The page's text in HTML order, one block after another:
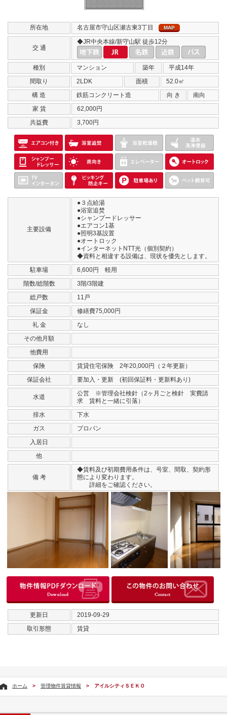
所在地 名古屋市守山区瀬古東3丁目 MAP
交 通
◆JR中央本線/新守山駅 徒歩12分
種別 マンション 築年 平成14年
間取り 2LDK 面積 52.0㎡
構 造 鉄筋コンクリート造 向 き 南向
家 賃 62,000円
共益費 3,700円
主要設備
●３点給湯
●浴室追焚
●シャンプードレッサー
●エアコン1基
●照明3基設置
●オートロック
●インターネットNTT光（個別契約）
◆資料と相違する設備は、現状を優先とします。
駐車場 6,600円 軽用
階数/総階数 3階/3階建
総戸数 11戸
保証金 修繕費75,000円
礼 金 なし
その他月額
他費用
保険 賃貸住宅保険 2年20,000円（２年更新）
保証会社 要加入・更新 (初回保証料・更新料あり)
水道
公営 ※管理会社検針（2ヶ月ごと検針 実費請
求 賃料と一緒に引落）
排水 下水
ガス プロパン
入居日
他
備 考
◆賃料及び初期費用条件は、号室、間取、契約形
態により変わります。
詳細をご確認ください。
更新日 2019-09-29
取引形態 賃貸
ホーム > 管理物件賃貸情報 > アイルシティＳＥＫＯ